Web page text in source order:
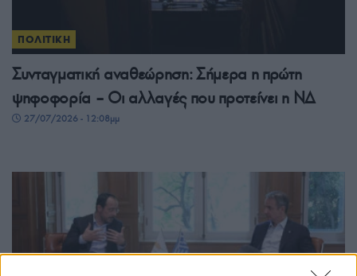
ΠΟΛΙΤΙΚΗ
Συνταγματική αναθεώρηση: Σήμερα η πρώτη
ψηφοφορία – Οι αλλαγές που προτείνει η ΝΔ
27/07/2026 - 12:08μμ